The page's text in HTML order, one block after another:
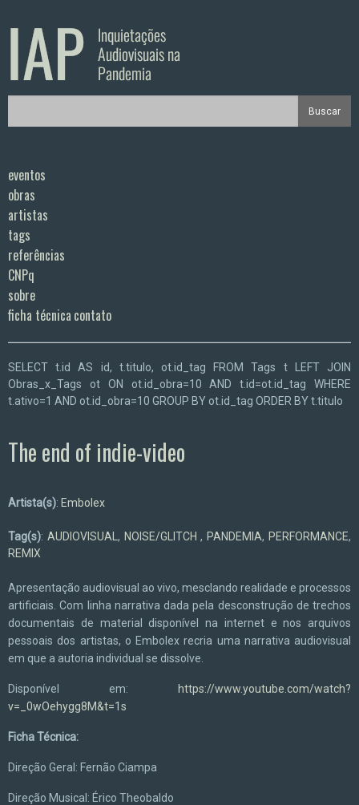
eventos
obras
artistas
tags
referências
CNPq
sobre
ficha técnica contato
SELECT t.id AS id, t.titulo, ot.id_tag FROM Tags t LEFT JOIN
Obras_x_Tags ot ON ot.id_obra=10 AND t.id=ot.id_tag WHERE
t.ativo=1 AND ot.id_obra=10 GROUP BY ot.id_tag ORDER BY t.titulo
The end of indie-video
Artista(s): Embolex
Tag(s): AUDIOVISUAL , NOISE/GLITCH, PANDEMIA, PERFORMANCE,
REMIX
Apresentação audiovisual ao vivo, mesclando realidade e processos
artificiais. Com linha narrativa dada pela desconstrução de trechos
documentais de material disponível na internet e nos arquivos
pessoais dos artistas, o Embolex recria uma narrativa audiovisual
em que a autoria individual se dissolve.
Disponível em:
https://www.youtube.com/watch?
v=_0wOehygg8M&t=1s
Ficha Técnica:
Direção Geral: Fernão Ciampa
Direção Musical: Érico Theobaldo